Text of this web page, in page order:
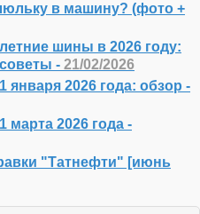
в машину? (фото +
шины в 2026 году:
- 21/02/2026
января 2026 года: обзор -
марта 2026 года -
"Татнефти" [июнь